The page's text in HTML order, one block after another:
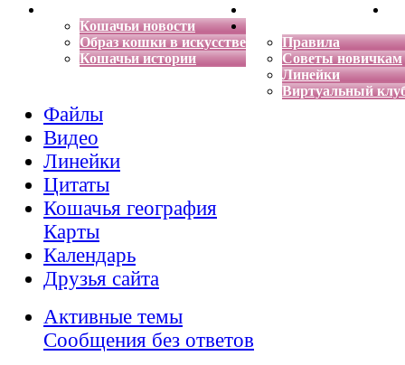
Кошачьи новости
Образ кошки в искусстве
Кошачьи истории
Энциклопедия кошек
Правила
Советы новичкам
Линейки
Виртуальный
Файлы
Видео
Линейки
Цитаты
Кошачья география
Карты
Календарь
Друзья сайта
Активные темы
Сообщения без ответов